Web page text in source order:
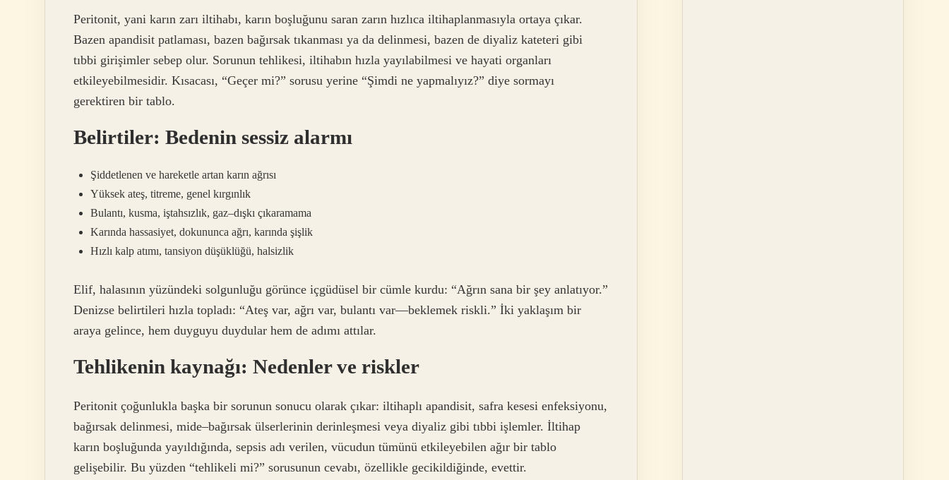
Peritonit, yani karın zarı iltihabı, karın boşluğunu saran zarın hızlıca iltihaplanmasıyla ortaya çıkar.
Bazen apandisit patlaması, bazen bağırsak tıkanması ya da delinmesi, bazen de diyaliz kateteri gibi
tıbbi girişimler sebep olur. Sorunun tehlikesi, iltihabın hızla yayılabilmesi ve hayati organları
etkileyebilmesidir. Kısacası, “Geçer mi?” sorusu yerine “Şimdi ne yapmalıyız?” diye sormayı
gerektiren bir tablo.
Belirtiler: Bedenin sessiz alarmı
Şiddetlenen ve hareketle artan karın ağrısı
Yüksek ateş, titreme, genel kırgınlık
Bulantı, kusma, iştahsızlık, gaz–dışkı çıkaramama
Karında hassasiyet, dokununca ağrı, karında şişlik
Hızlı kalp atımı, tansiyon düşüklüğü, halsizlik
Elif, halasının yüzündeki solgunluğu görünce içgüdüsel bir cümle kurdu: “Ağrın sana bir şey anlatıyor.”
Denizse belirtileri hızla topladı: “Ateş var, ağrı var, bulantı var—beklemek riskli.” İki yaklaşım bir
araya gelince, hem duyguyu duydular hem de adımı attılar.
Tehlikenin kaynağı: Nedenler ve riskler
Peritonit çoğunlukla başka bir sorunun sonucu olarak çıkar: iltihaplı apandisit, safra kesesi enfeksiyonu,
bağırsak delinmesi, mide–bağırsak ülserlerinin derinleşmesi veya diyaliz gibi tıbbi işlemler. İltihap
karın boşluğunda yayıldığında, sepsis adı verilen, vücudun tümünü etkileyebilen ağır bir tablo
gelişebilir. Bu yüzden “tehlikeli mi?” sorusunun cevabı, özellikle gecikildiğinde, evettir.